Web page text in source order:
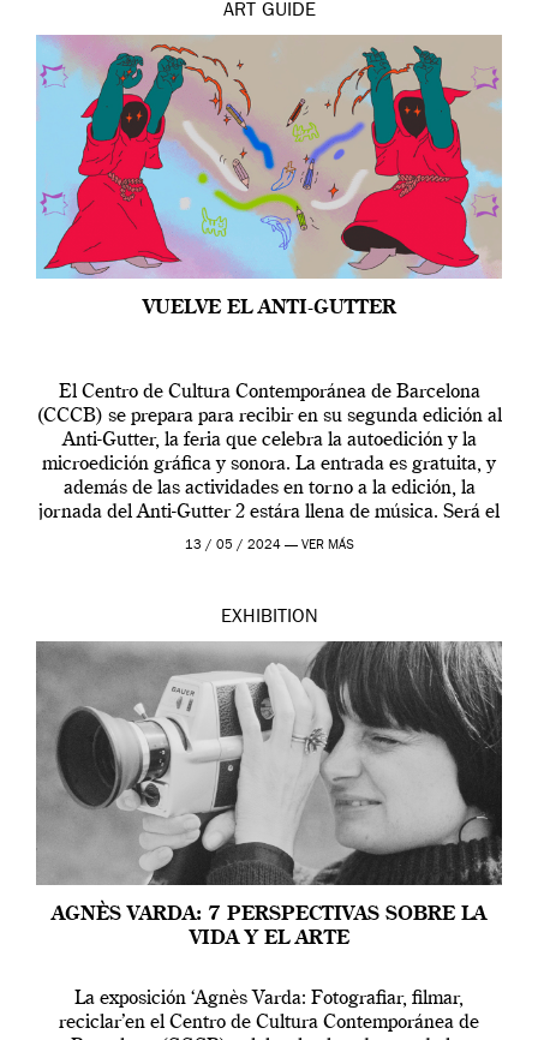
ART GUIDE
VUELVE EL ANTI-GUTTER
El Centro de Cultura Contemporánea de Barcelona
(CCCB) se prepara para recibir en su segunda edición al
Anti-Gutter, la feria que celebra la autoedición y la
microedición gráfica y sonora. La entrada es gratuita, y
además de las actividades en torno a la edición, la
jornada del Anti-Gutter 2 estára llena de música. Será el
[…]
13 / 05 / 2024 — VER MÁS
EXHIBITION
AGNÈS VARDA: 7 PERSPECTIVAS SOBRE LA
VIDA Y EL ARTE
La exposición ‘Agnès Varda: Fotografiar, filmar,
reciclar’en el Centro de Cultura Contemporánea de